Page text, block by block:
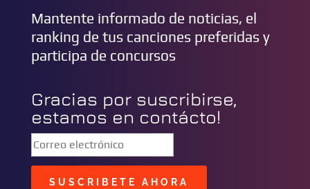
Mantente informado de noticias, el
ranking de tus canciones preferidas y
participa de concursos
Gracias por suscribirse,
estamos en contácto!
SUSCRIBETE AHORA